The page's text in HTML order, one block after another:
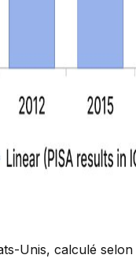
Unis, calculé